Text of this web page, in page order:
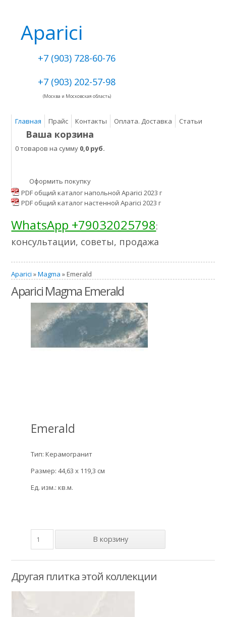
Aparici
+7 (903) 728-60-76
+7 (903) 202-57-98
(Москва и Московская область)
Главная Прайс Контакты Оплата. Доставка Статьи
Ваша корзина
0 товаров на сумму 0,0 руб.
Оформить покупку
PDF общий каталог напольной Aparici 2023 г
PDF общий каталог настенной Aparici 2023 г
WhatsApp +79032025798:
консультации, советы, продажа
Aparici »Magma » Emerald
Aparici Magma Emerald
Emerald
Тип: Керамогранит
Размер: 44,63 x 119,3 см
Ед. изм.: кв.м.
Другая плитка этой коллекции